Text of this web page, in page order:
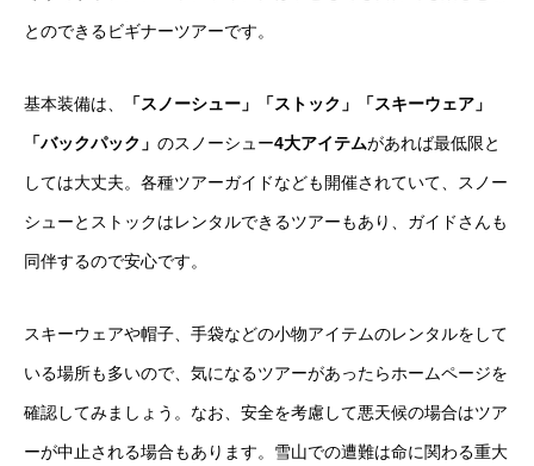
とのできるビギナーツアーです。
基本装備は、 「スノーシュー」「ストック」「スキーウェア」
「バックパック」 のスノーシュー4大アイテムがあれば最低限と
しては大丈夫。各種ツアーガイドなども開催されていて、スノー
シューとストックはレンタルできるツアーもあ り、ガイドさんも
同伴するので安心です。
スキーウェアや帽子、手袋などの小物アイテムのレンタルをして
いる場所も多いので、気になるツアーがあったらホームページを
確認してみましょう。なお、安全を考慮して悪天候の場合はツア
ーが中止される場合もあります。雪山での遭難は命に関わる重大